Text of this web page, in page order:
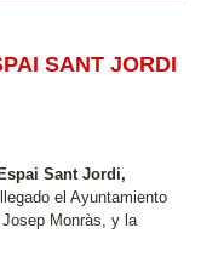
SANT JORDI
Espai Sant Jordi,
el Ayuntamiento
Monràs, y la